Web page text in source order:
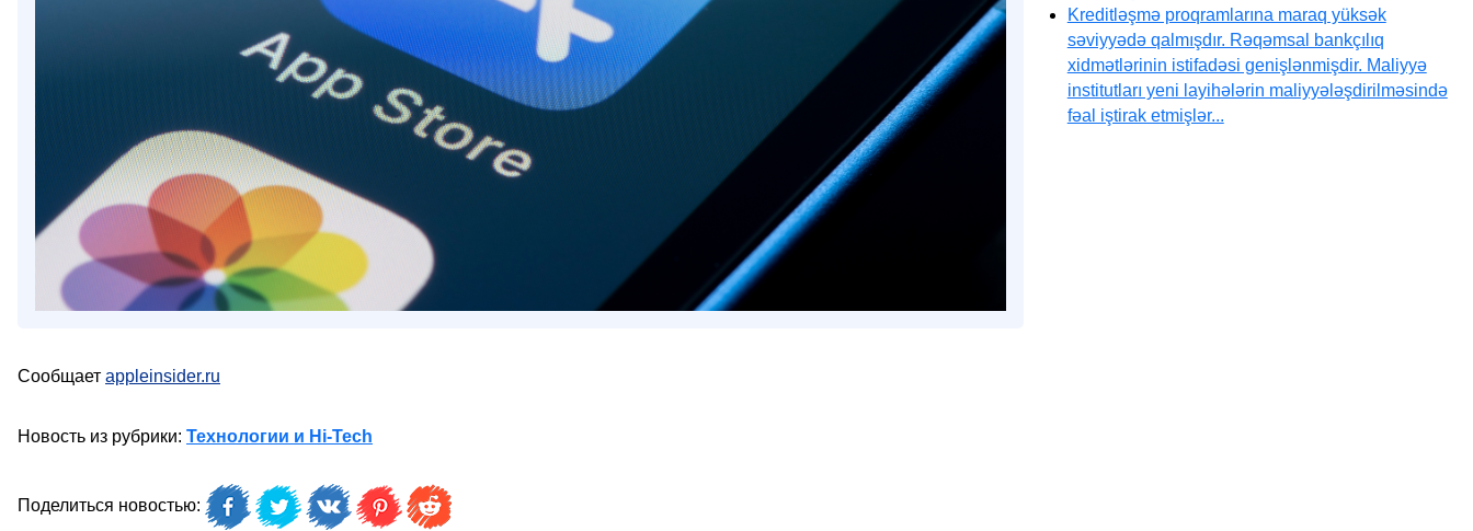
Сообщает appleinsider.ru
Новость из рубрики: Технологии и Hi-Tech
Поделиться новостью:
Kreditləşmə proqramlarına maraq yüksək
səviyyədə qalmışdır. Rəqəmsal bankçılıq
xidmətlərinin istifadəsi genişlənmişdir. Maliyyə
institutları yeni layihələrin maliyyələşdirilməsində
fəal iştirak etmişlər...